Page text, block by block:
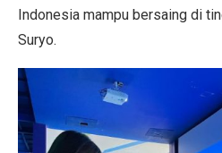
Indonesia mampu bersaing di
Suryo.